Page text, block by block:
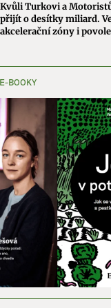
Kvůli Turkovi a
přijít o desítky miliard.
akcelerační zóny i
BOOKY